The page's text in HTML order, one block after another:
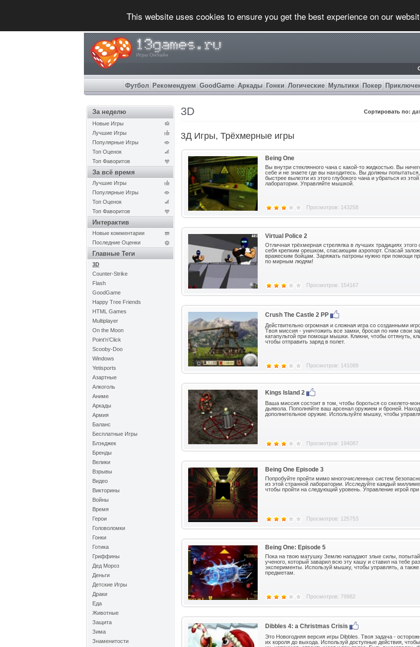
This website uses cookies to ensure you get the best experience on our
Игры Онлайн
Футбол Рекомендуем GoodGame Аркады Гонки Логические Мультики Покер
Сортировать по:
3D
3Д Игры, Трёхмерные игры
Being One
Вы внутри стеклянного чана с какой-то жидкостью. Вы
себе и не знаете где вы находитесь. Вы должны
быстрее вылезти из этого глубокого чана и убраться из
лаборатории. Управляйте мышкой.
Просмотров: 143258
Virtual Police 2
Отличная трёхмерная стрелялка в лучших традициях этого
себя крепким орешком, спасающим аэропорт. Спасай
вражеским бойцам. Заряжать патроны нужно при помощи
по мирным людям!
Просмотров: 154167
Crush The Castle 2 PP
Действительно огромная и сложная игра со созданными
Твоя миссия - уничтожить все замки, бросая по ним свои
катапультой при помощи мышки. Кликни, чтобы оттянуть,
чтобы отправить заряд в полет.
Просмотров: 141089
Kings Island 2
Ваша миссия состоит в том, чтобы бороться со скелето-
дьявола. Пополняйте ваш арсенал оружием и броней.
дополнительное оружие. Используйте мышку, чтобы
Просмотров: 194087
Being One Episode 3
Попробуйте пройти мимо многочисленных систем
из этой странной лаборатории. Исследуйте каждый
чтобы пройти на следующий уровень. Управление игрой
Просмотров: 125753
Being One: Episode 5
Пока на твою матушку Землю нападают злые силы,
ученого, который заварил всю эту кашу и ставил на тебе
эксперименты. Используй мышку, чтобы управлять, а также
предметам.
Просмотров: 79982
Dibbles 4: a Christmas Crisis
Это Новогодняя версия игры Dibbles. Твоя задача -
их короля до выхода. Используй доступные действия,
За неделю
Новые Игры
Лучшие Игры
Популярные Игры
Топ Оценок
Топ Фаворитов
За всё время
Лучшие Игры
Популярные Игры
Топ Оценок
Топ Фаворитов
Интерактив
Новые комментарии
Последние Оценки
Главные Теги
3D
Counter-Strike
Flash
GoodGame
Happy Tree Friends
HTML Games
Multiplayer
On the Moon
Point’n’Click
Scooby-Doo
Windows
Yetisports
Азартные
Алкоголь
Аниме
Аркады
Армия
Баланс
Бесплатные Игры
Блэкджек
Бренды
Велики
Взрывы
Видео
Викторины
Войны
Время
Герои
Головоломки
Гонки
Готика
Гриффины
Дед Мороз
Деньги
Детские Игры
Драки
Еда
Животные
Защита
Зима
Знаменитости